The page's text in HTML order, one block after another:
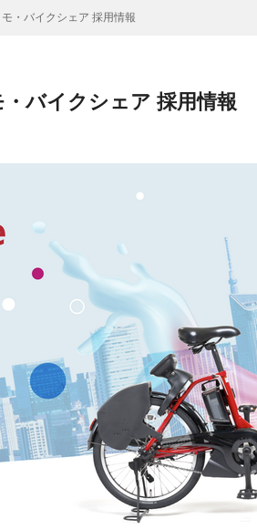
・バイクシェア 採用情報
バイクシェア 採用情報